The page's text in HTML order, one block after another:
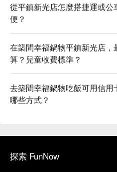
從平鎮新光店怎麼搭捷運或
便？
在築間幸福鍋物平鎮新光店
算？兒童收費標準？
去築間幸福鍋物吃飯可用信
哪些方式？
探索 FunNow